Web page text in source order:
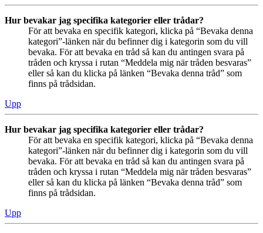
Hur bevakar jag specifika kategorier eller trådar?
För att bevaka en specifik kategori, klicka på “Bevaka denna
kategori”-länken när du befinner dig i kategorin som du vill
bevaka. För att bevaka en tråd så kan du antingen svara på
tråden och kryssa i rutan “Meddela mig när tråden besvaras”
eller så kan du klicka på länken “Bevaka denna tråd” som
finns på trådsidan.
Upp
Hur bevakar jag specifika kategorier eller trådar?
För att bevaka en specifik kategori, klicka på “Bevaka denna
kategori”-länken när du befinner dig i kategorin som du vill
bevaka. För att bevaka en tråd så kan du antingen svara på
tråden och kryssa i rutan “Meddela mig när tråden besvaras”
eller så kan du klicka på länken “Bevaka denna tråd” som
finns på trådsidan.
Upp